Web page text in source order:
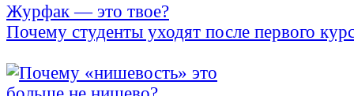
Журфак — это твое?
Почему студенты уходят после первого